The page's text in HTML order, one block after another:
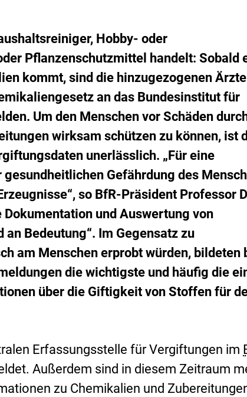
k
o
-
B
w
e
r
t
u
n
g
Hobby- oder
Pflanzenschutzmittel handelt: Sobald
kommt, sind die hinzugezogenen Ärzte
an das Bundesinstitut für
Um den Menschen vor Schäden
wirksam schützen zu können, ist
unerlässlich. „Für eine
Gefährdung des
so BfR-Präsident Professor
und Auswertung von
Bedeutung“. Im Gegensatz zu
am Menschen erprobt würden, bildeten
die wichtigste und häufig die
über die Giftigkeit von Stoffen für
Erfassungsstelle für Vergiftungen im
Außerdem sind in diesem Zeitraum
zu Chemikalien und